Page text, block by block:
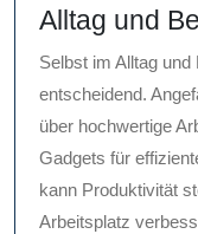
Alltag und
Selbst im Alltag
entscheidend.
über hochwertige
Gadgets für
kann Produktivität
Arbeitsplatz